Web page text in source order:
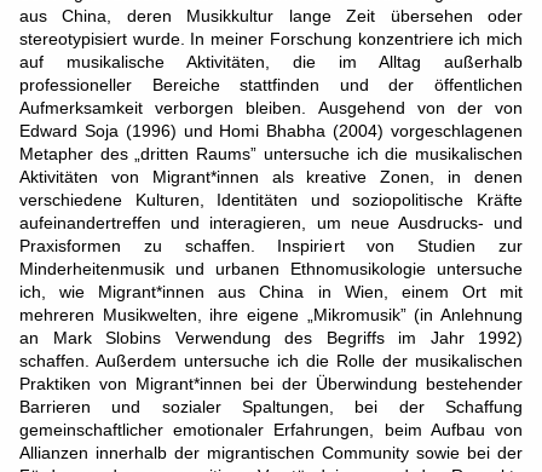
aus China, deren Musikkultur lange Zeit übersehen oder
stereotypisiert wurde. In meiner Forschung konzentriere ich mich
auf musikalische Aktivitäten, die im Alltag außerhalb
professioneller Bereiche stattfinden und der öffentlichen
Aufmerksamkeit verborgen bleiben. Ausgehend von der von
Edward Soja (1996) und Homi Bhabha (2004) vorgeschlagenen
Metapher des „dritten Raums” untersuche ich die musikalischen
Aktivitäten von Migrant*innen als kreative Zonen, in denen
verschiedene Kulturen, Identitäten und soziopolitische Kräfte
aufeinandertreffen und interagieren, um neue Ausdrucks- und
Praxisformen zu schaffen. Inspiriert von Studien zur
Minderheitenmusik und urbanen Ethnomusikologie untersuche
ich, wie Migrant*innen aus China in Wien, einem Ort mit
mehreren Musikwelten, ihre eigene „Mikromusik” (in Anlehnung
an Mark Slobins Verwendung des Begriffs im Jahr 1992)
schaffen. Außerdem untersuche ich die Rolle der musikalischen
Praktiken von Migrant*innen bei der Überwindung bestehender
Barrieren und sozialer Spaltungen, bei der Schaffung
gemeinschaftlicher emotionaler Erfahrungen, beim Aufbau von
Allianzen innerhalb der migrantischen Community sowie bei der